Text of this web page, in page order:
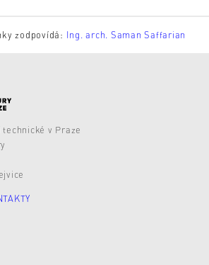
zodpovídá: Ing. arch. Saman Saffarian
technické v Praze